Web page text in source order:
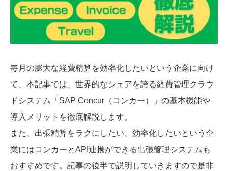
毎月の膨大な経費精算を効率化したいという企業に向け
て、本記事では、世界的なシェアを誇る経費管理クラウ
ドシステム「SAP Concur（コンカー）」の基本機能や
導入メリットを徹底解説します。
また、出張精算をラクにしたい、効率化したいという企
業にはコンカーとAPI連携ができる出張管理システムも
おすすめです。記事の後半で説明していきますので是非